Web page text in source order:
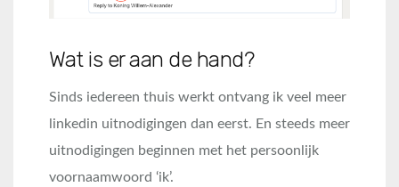
Wat is er aan de hand?
Sinds iedereen thuis werkt ontvang ik veel meer
linkedin uitnodigingen dan eerst. En steeds meer
uitnodigingen beginnen met het persoonlijk
voornaamwoord ‘ik’.